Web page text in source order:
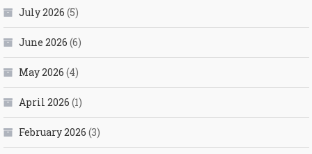
July 2026 (5)
June 2026 (6)
May 2026 (4)
April 2026 (1)
February 2026 (3)